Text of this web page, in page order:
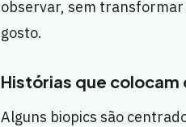
observar, sem transformar
gosto.
Histórias que
Alguns biopics são